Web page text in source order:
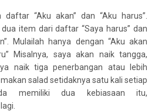
daftar “Aku akan” dan “Aku harus”.
item dari daftar “Saya harus” dan
Mulailah hanya dengan “Aku akan
Misalnya, saya akan naik tangga,
naik tiga penerbangan atau lebih
salad setidaknya satu kali setiap
memiliki dua kebiasaan itu,